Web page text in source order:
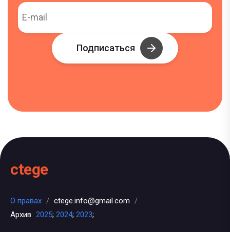
Подписаться
ctege
О правах / ctege.info@gmail.com
/
Архив 2025; 2024; 2023;